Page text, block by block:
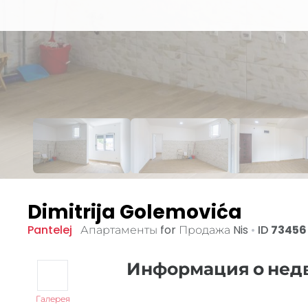
Dimitrija Golemovića
Pantelej Апартаменты for Продажа Nis • ID 73456
Галерея
Информация о